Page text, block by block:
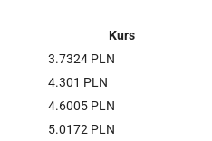
Kurs
3.7324 PLN
4.301 PLN
4.6005 PLN
5.0172 PLN